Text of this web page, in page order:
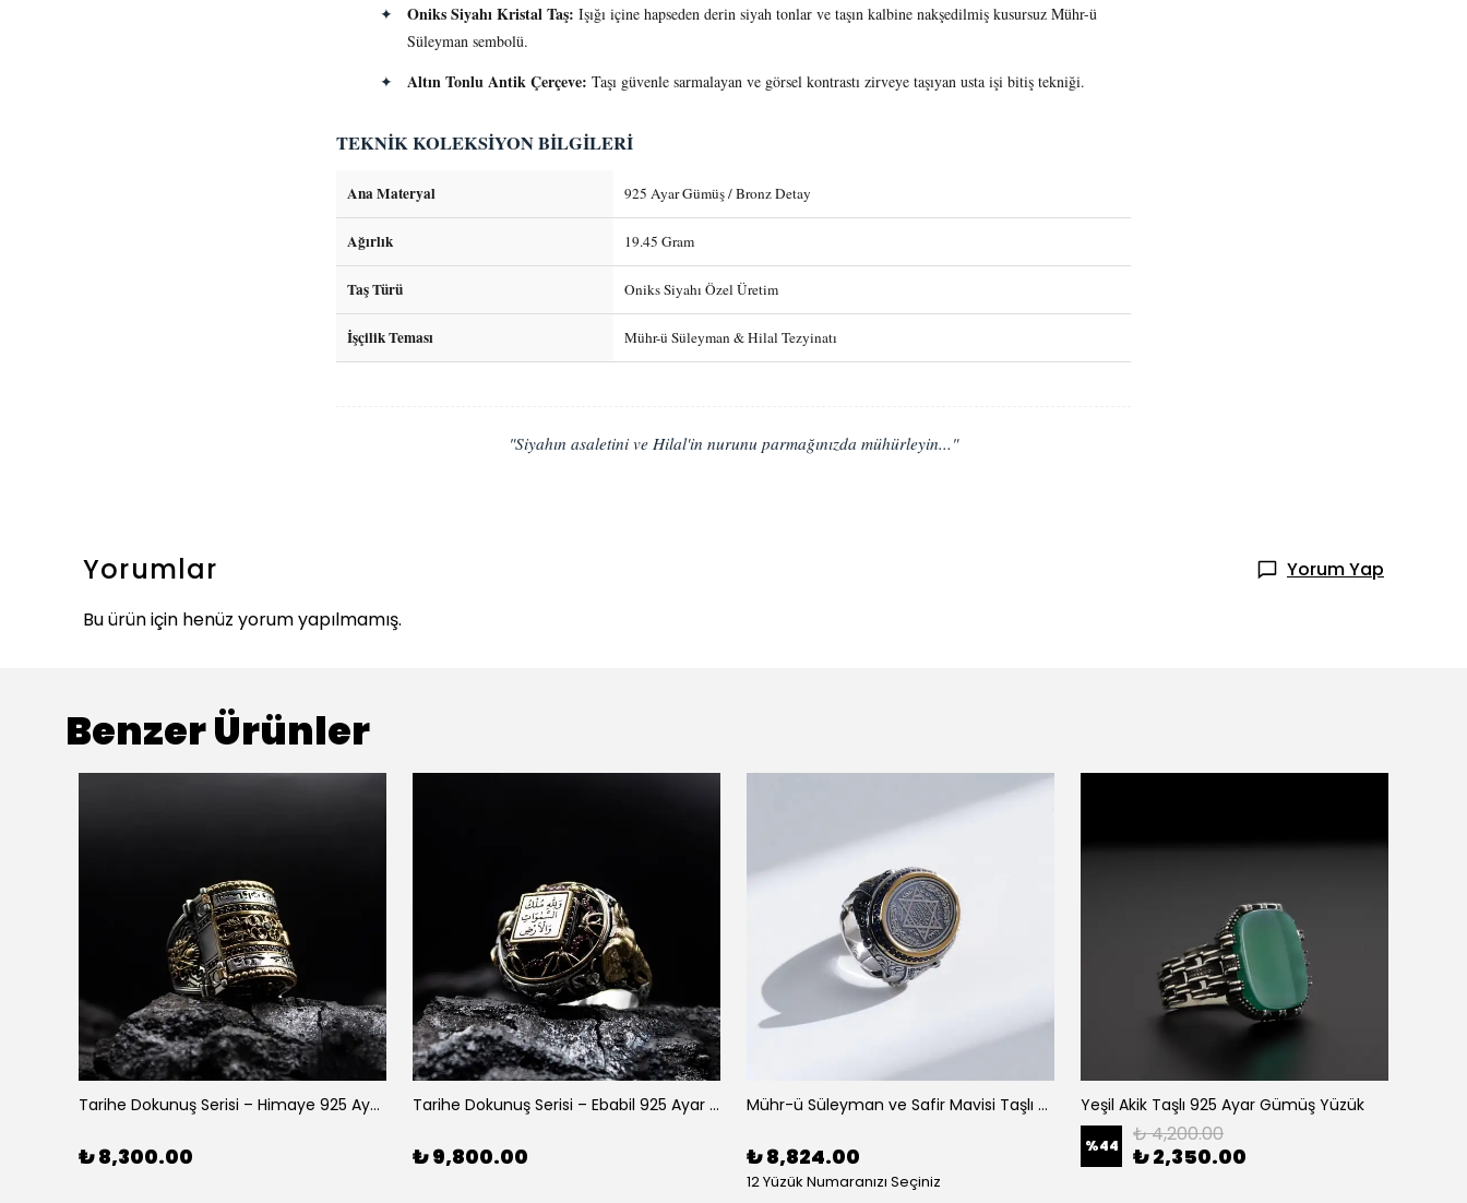
✦
Oniks Siyahı Kristal Taş: Işığı içine hapseden derin siyah tonlar ve taşın kalbine nakşedilmiş kusursuz Mühr-ü
Süleyman sembolü.
✦
Altın Tonlu Antik Çerçeve: Taşı güvenle sarmalayan ve görsel kontrastı zirveye taşıyan usta işi bitiş tekniği.
TEKNİK KOLEKSİYON BİLGİLERİ
Ana Materyal 925 Ayar Gümüş / Bronz Detay
Ağırlık 19.45 Gram
Taş Türü Oniks Siyahı Özel Üretim
İşçilik Teması Mühr-ü Süleyman & Hilal Tezyinatı
"Siyahın asaletini ve Hilal'in nurunu parmağınızda mühürleyin..."
Yorumlar
Yorum Yap
Bu ürün için henüz yorum yapılmamış.
Benzer Ürünler
Tarihe Dokunuş Serisi – Himaye 925 Ayar Gümüş Yüzük
₺ 8,300.00
Tarihe Dokunuş Serisi – Ebabil 925 Ayar Gümüş Yüzük
₺ 9,800.00
Mühr-ü Süleyman ve Safir Mavisi Taşlı Kalemkar Gümüş Yüzük
₺ 8,824.00
12 Yüzük Numaranızı Seçiniz
Yeşil Akik Taşlı 925 Ayar Gümüş Yüzük
%44 ₺ 4,200.00
₺ 2,350.00